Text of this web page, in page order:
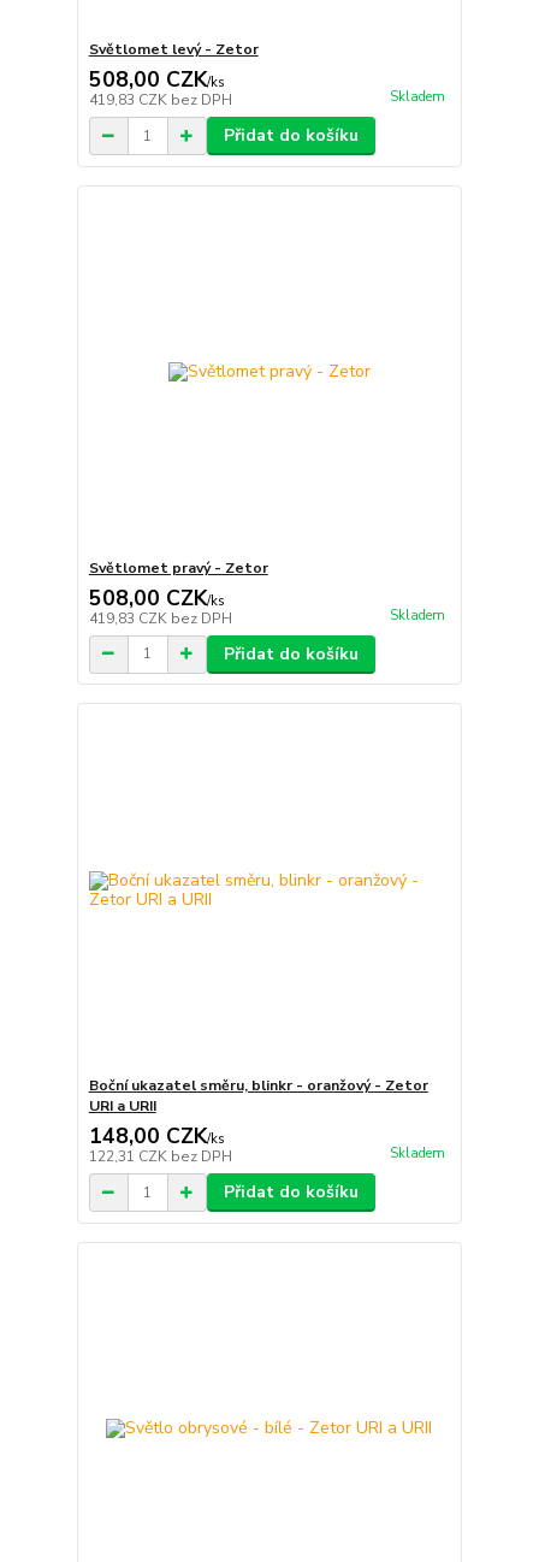
Světlomet levý - Zetor
508,00 CZK/ks
419,83 CZK bez DPH Skladem
Přidat do košíku
Světlomet pravý - Zetor
508,00 CZK/ks
419,83 CZK bez DPH Skladem
Přidat do košíku
Boční ukazatel směru, blinkr - oranžový - Zetor
URI a URII
148,00 CZK/ks
122,31 CZK bez DPH Skladem
Přidat do košíku